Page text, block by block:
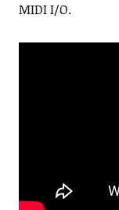
MIDI I/O.